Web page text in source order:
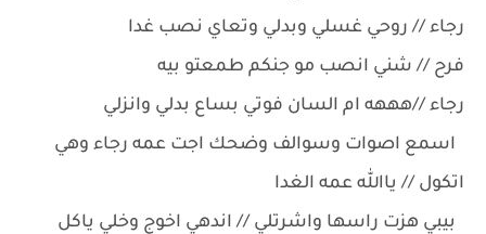
رجاء // روحي غسلي وبدلي وتعاي نصب غدا
فرح // شني انصب مو جنكم طمعتو بيه
رجاء //هههه ام السان فوتي بساع بدلي وانزلي
اسمع اصوات وسوالف وضحك اجت عمه رجاء وهي
اتكول // ياالله عمه الغدا
بيبي هزت راسها واشرتلي // اندهي اخوج وخلي ياكل